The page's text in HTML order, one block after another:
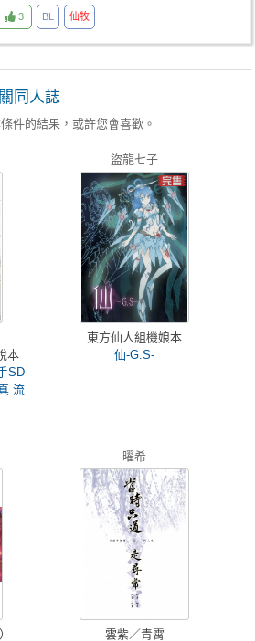
3 BL 仙牧
同人誌
件的結果，或許您會喜歡。
本
SD
流
盜龍七子
東方仙人組機娘本
仙-G.S-
曜希
雲紫／青霄